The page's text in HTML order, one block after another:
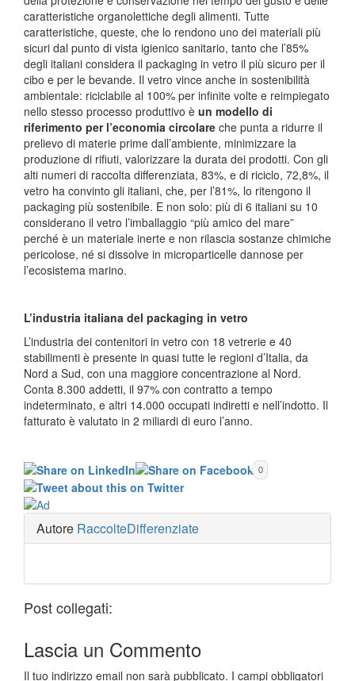
caratteristiche organolettiche degli alimenti. Tutte
caratteristiche, queste, che lo rendono uno dei materiali più
sicuri dal punto di vista igienico sanitario, tanto che l’85%
degli italiani considera il packaging in vetro il più sicuro per il
cibo e per le bevande. Il vetro vince anche in sostenibilità
ambientale: riciclabile al 100% per infinite volte e reimpiegato
nello stesso processo produttivo è un modello di
riferimento per l’economia circolare che punta a ridurre il
prelievo di materie prime dall’ambiente, minimizzare la
produzione di rifiuti, valorizzare la durata dei prodotti. Con gli
alti numeri di raccolta differenziata, 83%, e di riciclo, 72,8%, il
vetro ha convinto gli italiani, che, per l’81%, lo ritengono il
packaging più sostenibile. E non solo: più di 6 italiani su 10
considerano il vetro l’imballaggio “più amico del mare”
perché è un materiale inerte e non rilascia sostanze chimiche
pericolose, né si dissolve in microparticelle dannose per
l’ecosistema marino.
L’industria italiana del packaging in vetro
L’industria dei contenitori in vetro con 18 vetrerie e 40
stabilimenti è presente in quasi tutte le regioni d’Italia, da
Nord a Sud, con una maggiore concentrazione al Nord.
Conta 8.300 addetti, il 97% con contratto a tempo
indeterminato, e altri 14.000 occupati indiretti e nell’indotto. Il
fatturato è valutato in 2 miliardi di euro l’anno.
0
Autore RaccolteDifferenziate
Post collegati:
Lascia un Commento
Il tuo indirizzo email non sarà pubblicato. I campi obbligatori